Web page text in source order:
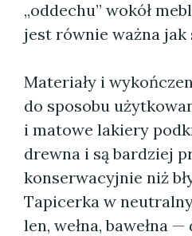
„oddechu” wokół
jest równie ważna jak
Materiały i
do sposobu
i matowe lakiery
drewna i są bardziej
konserwacyjnie niż
Tapicerka w
len, wełna, bawełna